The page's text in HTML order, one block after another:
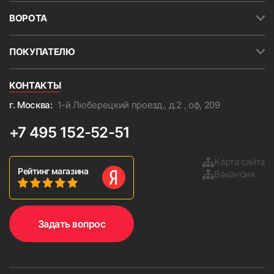
ВОРОТА
ПОКУПАТЕЛЮ
КОНТАКТЫ
+7 495 152-52-51
г. Москва: 1-й Люберецкий проезд., д.2 , оф, 209
Рейтинг магазина
Карта сайта
Вакансии
Задать вопрос